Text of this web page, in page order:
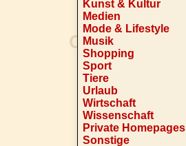
Kunst & Kultur
Medien
Mode & Lifestyle
Musik
Shopping
Sport
Tiere
Urlaub
Wirtschaft
Wissenschaft
Private Homepages
Sonstige